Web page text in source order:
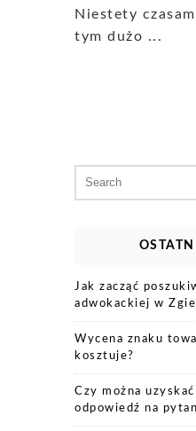
Niestety
tym dużo ...
for:
Jak zacząć
adwokackiej w
Wycena znaku
kosztuje?
Czy można
odpowiedź na